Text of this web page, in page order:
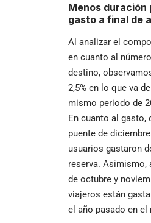
Menos duración
gasto a final de
Al analizar el
en cuanto al
destino,
2,5% en lo que va
mismo periodo de
En cuanto al gasto,
puente de
usuarios gastaron
reserva.
de octubre y
viajeros están
el año pasado en